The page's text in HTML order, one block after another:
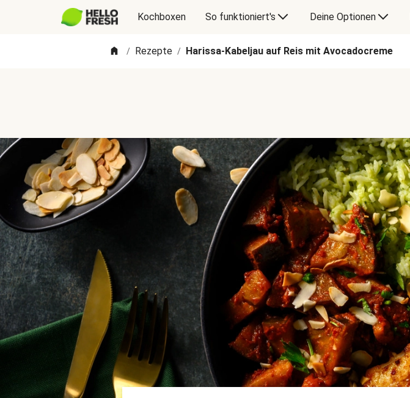
Kochboxen So funktioniert's Deine Optionen
/ Rezepte / Harissa-Kabeljau auf Reis mit Avocadocreme